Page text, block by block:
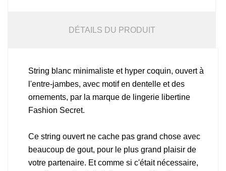
DÉTAILS DU PRODUIT
String blanc minimaliste et hyper coquin, ouvert à
l'entre-jambes, avec motif en dentelle et des
ornements, par la marque de lingerie libertine
Fashion Secret.
Ce string ouvert ne cache pas grand chose avec
beaucoup de gout, pour le plus grand plaisir de
votre partenaire. Et comme si c'était nécessaire,